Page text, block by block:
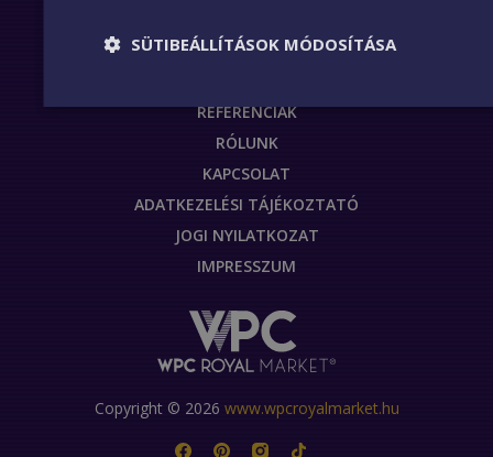
WPC KISOKOS
REFERENCIÁK
RÓLUNK
KAPCSOLAT
ADATKEZELÉSI TÁJÉKOZTATÓ
JOGI NYILATKOZAT
IMPRESSZUM
Copyright © 2026 www.wpcroyalmarket.hu
SÜTIBEÁLLÍTÁSOK MÓDOSÍTÁSA